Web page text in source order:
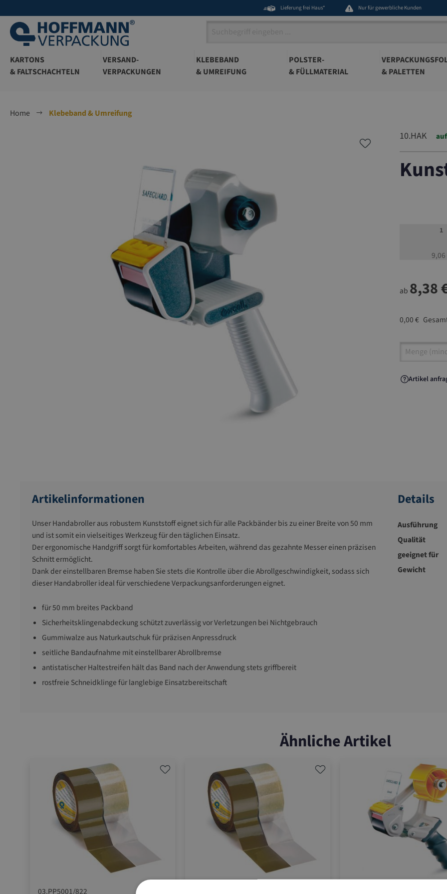
Lieferung frei Haus* Nur für gewerbliche Kunden
KARTONS
& FALTSCHACHTELN
VERSAND-
VERPACKUNGEN
KLEBEBAND
& UMREIFUNG
POLSTER-
& FÜLLMATERIAL
& PALETTEN
Home
Klebeband & Umreifung
10.HAK
1
9,06
ab 8,38
0,00 €
Artikel
Artikel
Artikelinformationen
Unser Handabroller aus robustem Kunststoff eignet sich für alle Packbänder bis zu einer Breite von 50 mm
und ist somit ein vielseitiges Werkzeug für den täglichen Einsatz.
Der ergonomische Handgriff sorgt für komfortables Arbeiten, während das gezahnte Messer einen präzisen
Schnitt ermöglicht.
Dank der einstellbaren Bremse haben Sie stets die Kontrolle über die Abrollgeschwindigkeit, sodass sich
dieser Handabroller ideal für verschiedene Verpackungsanforderungen eignet.
für 50 mm breites Packband
Sicherheitsklingenabdeckung schützt zuverlässig vor Verletzungen bei Nichtgebrauch
Gummiwalze aus Naturkautschuk für präzisen Anpressdruck
seitliche Bandaufnahme mit einstellbarer Abrollbremse
antistatischer Haltestreifen hält das Band nach der Anwendung stets griffbereit
rostfreie Schneidklinge für langlebige Einsatzbereitschaft
Details
Ausführung
Qualität
geeignet für
Gewicht
Ähnliche Artikel
03.PP5001/822